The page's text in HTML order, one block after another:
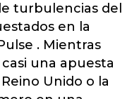
turbulencias del
en la
. Mientras
una apuesta
Unido o la